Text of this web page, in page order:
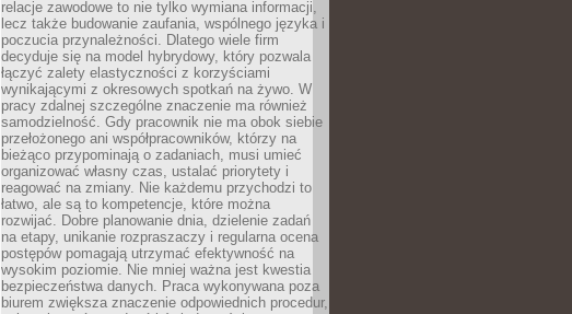
relacje zawodowe to nie tylko wymiana informacji,
lecz także budowanie zaufania, wspólnego języka i
poczucia przynależności. Dlatego wiele firm
decyduje się na model hybrydowy, który pozwala
łączyć zalety elastyczności z korzyściami
wynikającymi z okresowych spotkań na żywo. W
pracy zdalnej szczególne znaczenie ma również
samodzielność. Gdy pracownik nie ma obok siebie
przełożonego ani współpracowników, którzy na
bieżąco przypominają o zadaniach, musi umieć
organizować własny czas, ustalać priorytety i
reagować na zmiany. Nie każdemu przychodzi to
łatwo, ale są to kompetencje, które można
rozwijać. Dobre planowanie dnia, dzielenie zadań
na etapy, unikanie rozpraszaczy i regularna ocena
postępów pomagają utrzymać efektywność na
wysokim poziomie. Nie mniej ważna jest kwestia
bezpieczeństwa danych. Praca wykonywana poza
biurem zwiększa znaczenie odpowiednich procedur,